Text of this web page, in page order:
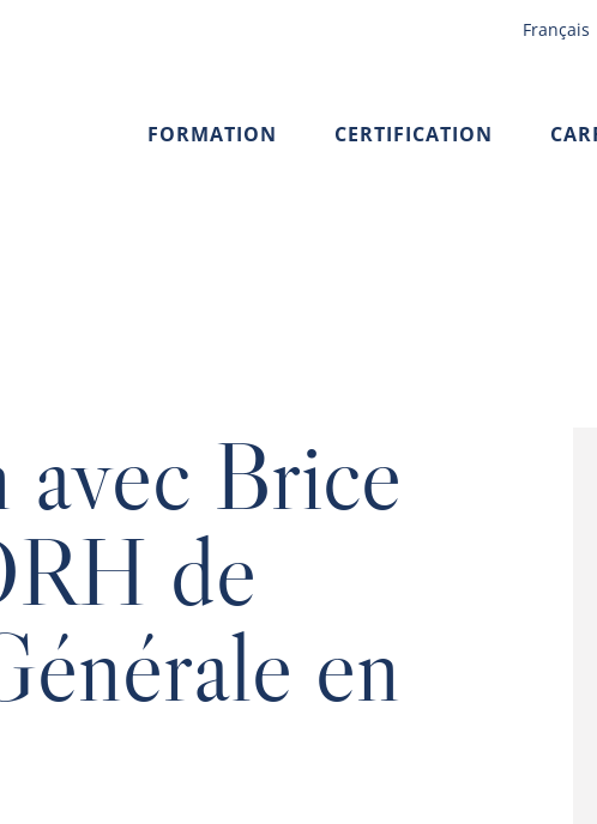
Français
FORMATION CERTIFICATION
Brice
de
en